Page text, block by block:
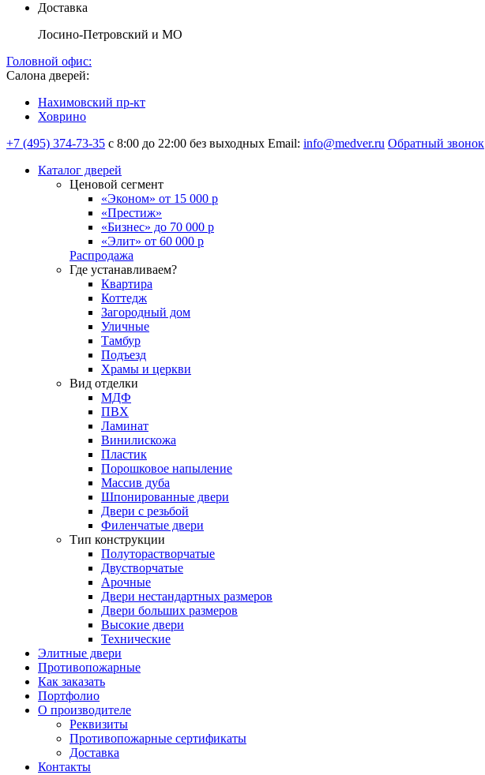
Доставка
Лосино-Петровский и МО
Головной офис:
Салона дверей:
Нахимовский пр-кт
Ховрино
+7 (495) 374-73-35 с 8:00 до 22:00 без выходных Email: info@medver.ru Обратный звонок
Каталог дверей
Ценовой сегмент
«Эконом» от 15 000 р
«Престиж»
«Бизнес» до 70 000 р
«Элит» от 60 000 р
Распродажа
Где устанавливаем?
Квартира
Коттедж
Загородный дом
Уличные
Тамбур
Подъезд
Храмы и церкви
Вид отделки
МДФ
ПВХ
Ламинат
Винилискожа
Пластик
Порошковое напыление
Массив дуба
Шпонированные двери
Двери с резьбой
Филенчатые двери
Тип конструкции
Полуторастворчатые
Двустворчатые
Арочные
Двери нестандартных размеров
Двери больших размеров
Высокие двери
Технические
Элитные двери
Противопожарные
Как заказать
Портфолио
О производителе
Реквизиты
Противопожарные сертификаты
Доставка
Контакты